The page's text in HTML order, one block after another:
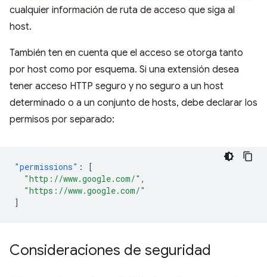
cualquier información de ruta de acceso que siga al
host.
También ten en cuenta que el acceso se otorga tanto
por host como por esquema. Si una extensión desea
tener acceso HTTP seguro y no seguro a un host
determinado o a un conjunto de hosts, debe declarar los
permisos por separado:
"permissions" :
[
"http://www.google.com/" ,
"https://www.google.com/"
]
Consideraciones de seguridad